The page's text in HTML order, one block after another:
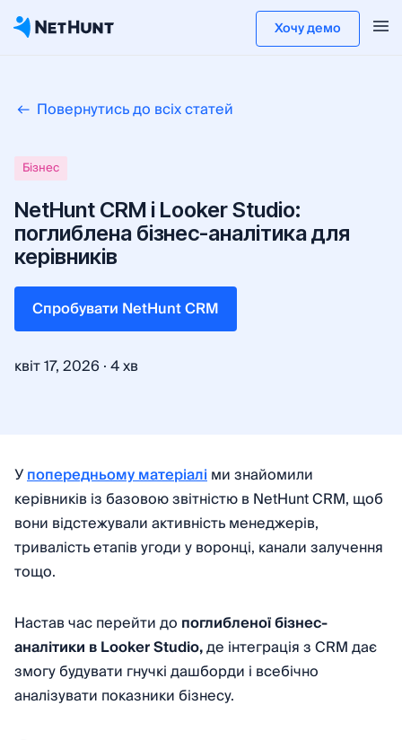
Хочу демо
Повернутись до всіх статей
Бізнес
NetHunt CRM і Looker Studio:
поглиблена бізнес-аналітика для
керівників
Cпробувати NetHunt CRM
квіт 17, 2026 ·4 хв
Упопередньому матеріаліми знайомили
керівників із базовою звітністю в NetHunt CRM, щоб
вони відстежували активність менеджерів,
тривалість етапів угоди у воронці, канали залучення
тощо.
Настав час перейти до поглибленої бізнес-
аналітики в Looker Studio,де інтеграція з CRM дає
змогу будувати гнучкі дашборди і всебічно
аналізувати показники бізнесу.